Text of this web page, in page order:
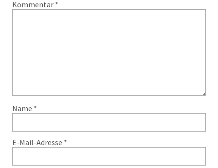
Kommentar *
Name *
E-Mail-Adresse *